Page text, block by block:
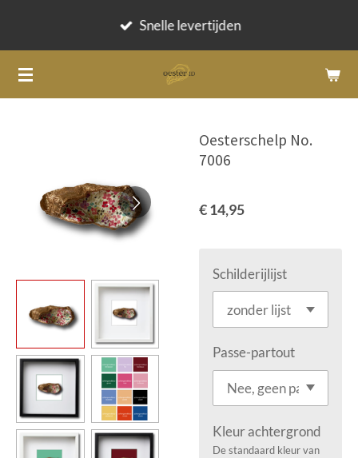
de
Snelle levertijden
Oesterschelp No.
7006
€ 14,95
Schilderijlijst
Passe-partout
Kleur achtergrond
De standaard kleur van